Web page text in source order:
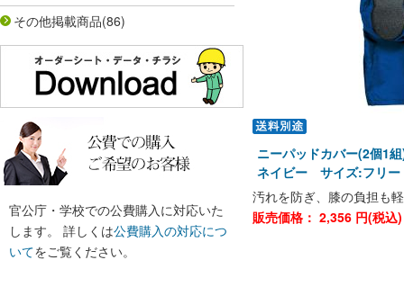
その他掲載商品(86)
官公庁・学校での公費購入に対応いた
します。 詳しくは公費購入の対応につ
いてをご覧ください。
ニーパッドカバー(2個1
ネイビー サイズ:フリー
汚れを防ぎ、膝の負担も
販売価格： 2,356 円(税